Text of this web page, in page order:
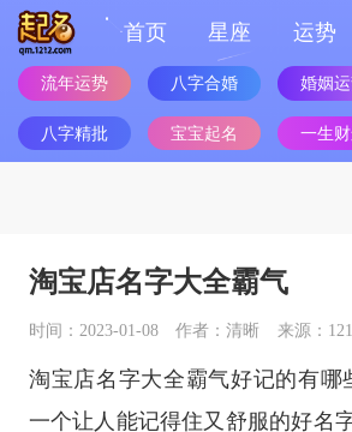
首页 星座 运势
流年运势 八字合婚 婚姻
八字精批 宝宝起名 一生
淘宝店名字大全霸气
时间：2023-01-08 作者：清晰 来源：
淘宝店名字大全霸气好记的有哪
一个让人能记得住又舒服的好名